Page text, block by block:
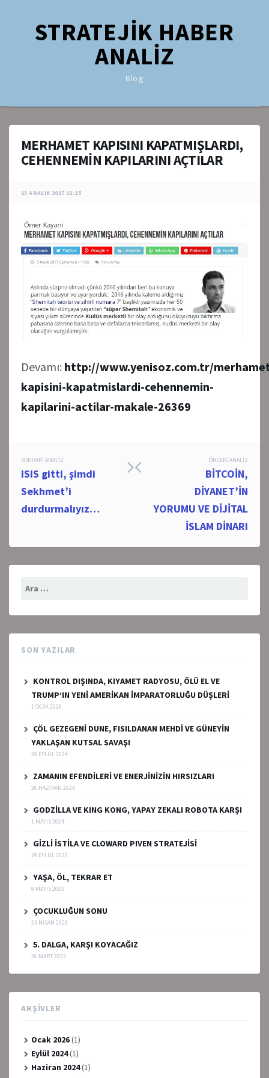
STRATEJİK HABER
ANALİZ
Blog
MERHAMET KAPISINI KAPATMIŞLARDI,
CEHENNEMİN KAPILARINI AÇTILAR
13 ARALIK 2017 12:25
Devamı: http://www.yenisoz.com.tr/
kapisini-kapatmislardi-cehennemin-
kapilarini-actilar-makale-26369
Post
navigation
ÖNCEKI ANALIZ
BİTCOİN,
DİYANET’İN
YORUMU VE DİJİTAL
İSLAM DİNARI
SONRAKI ANALIZ
ISIS gitti, şimdi
Sekhmet’i
durdurmalıyız…
SON YAZILAR
KONTROL DIŞINDA, KIYAMET RADYOSU, ÖLÜ EL VE
TRUMP’IN YENİ AMERİKAN İMPARATORLUĞU DÜŞLERİ
1 OCAK 2026
ÇÖL GEZEGENİ DUNE, FISILDANAN MEHDİ VE GÜNEYİN
YAKLAŞAN KUTSAL SAVAŞI
29 EYLÜL 2024
ZAMANIN EFENDİLERİ VE ENERJİNİZİN HIRSIZLARI
26 HAZIRAN 2024
GODZİLLA VE KING KONG, YAPAY ZEKALI ROBOTA KARŞI
1 MAYIS 2024
GİZLİ İSTİLA VE CLOWARD PIVEN STRATEJİSİ
29 EYLÜL 2023
YAŞA, ÖL, TEKRAR ET
9 MAYIS 2023
ÇOCUKLUĞUN SONU
25 NISAN 2023
5. DALGA, KARŞI KOYACAĞIZ
26 MART 2023
ARŞIVLER
Ocak 2026(1)
Eylül 2024(1)
Haziran 2024(1)